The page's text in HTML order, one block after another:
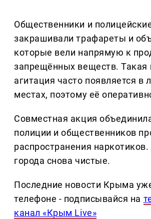
Общественники и
закрашивали трафареты и
которые вели напрямую к
запрещённых веществ. Такая
агитация часто появляется в
местах, поэтому её
Совместная акция
полиции и общественников
распространения
города снова чистые.
Последние новости Крыма
телефоне - подписывайся на
канал «Крым Live»